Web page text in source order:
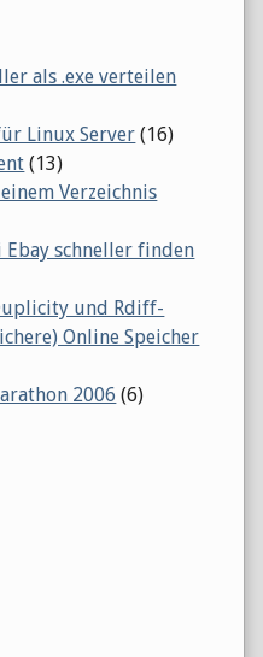
als .exe verteilen
Linux Server (16)
(13)
Verzeichnis
Ebay schneller finden
und Rdiff-
Online Speicher
2006 (6)